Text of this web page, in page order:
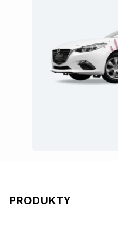
PRODUKTY